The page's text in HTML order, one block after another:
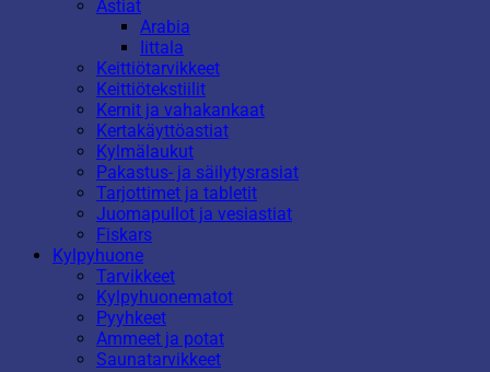
Astiat
Arabia
Iittala
Keittiötarvikkeet
Keittiötekstiilit
Kernit ja vahakankaat
Kertakäyttöastiat
Kylmälaukut
Pakastus- ja säilytysrasiat
Tarjottimet ja tabletit
Juomapullot ja vesiastiat
Fiskars
Kylpyhuone
Tarvikkeet
Kylpyhuonematot
Pyyhkeet
Ammeet ja potat
Saunatarvikkeet